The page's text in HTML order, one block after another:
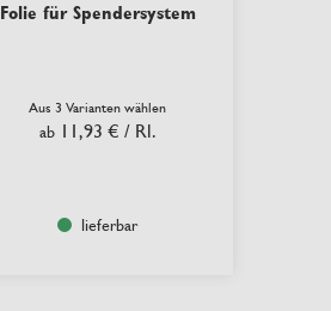
Folie für Spendersystem
Aus 3 Varianten wählen
ab 11,93 € / Rl.
lieferbar